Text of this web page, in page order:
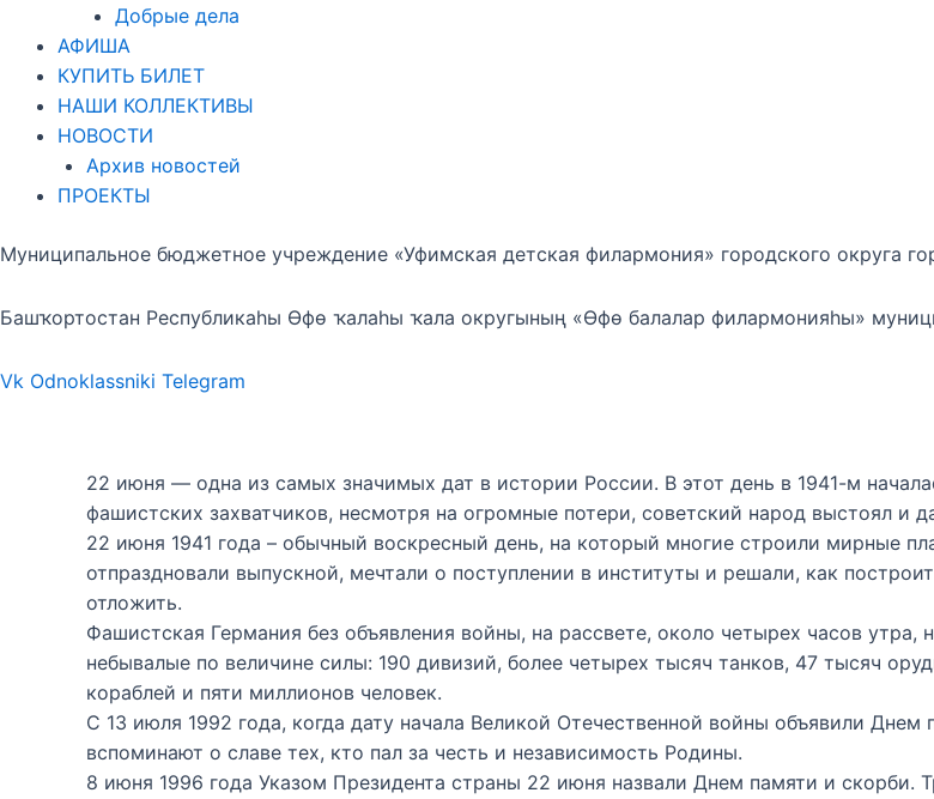
Добрые дела
АФИША
КУПИТЬ БИЛЕТ
НАШИ КОЛЛЕКТИВЫ
НОВОСТИ
Архив новостей
ПРОЕКТЫ
Муниципальное бюджетное учреждение «Уфимская детская филармония» городского округа
Башҡортостан Республикаһы Өфө ҡалаһы ҡала округының «Өфө балалар филармонияһы»
Vk Odnoklassniki Telegram
22 июня — одна из самых значимых дат в истории России. В этот день в 1941-м
фашистских захватчиков, несмотря на огромные потери, советский народ выстоял и
22 июня 1941 года – обычный воскресный день, на который многие строили мирные
отпраздновали выпускной, мечтали о поступлении в институты и решали, как
отложить.
Фашистская Германия без объявления войны, на рассвете, около четырех часов
небывалые по величине силы: 190 дивизий, более четырех тысяч танков, 47 тысяч
кораблей и пяти миллионов человек.
С 13 июля 1992 года, когда дату начала Великой Отечественной войны объявили
вспоминают о славе тех, кто пал за честь и независимость Родины.
8 июня 1996 года Указом Президента страны 22 июня назвали Днем памяти и скорби.